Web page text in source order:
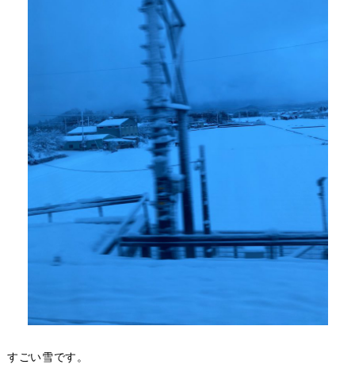
すごい雪です。